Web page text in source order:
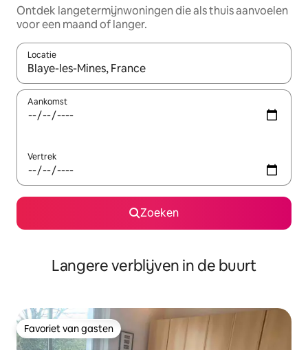
Ontdek langetermijnwoningen die als thuis aanvoelen
voor een maand of langer.
Locatie
Wanneer er resultaten beschikbaar zijn, maak je een keuze
Aankomst
Vertrek
Zoeken
Langere verblijven in de buurt
Favoriet van gasten
Favoriet van gasten